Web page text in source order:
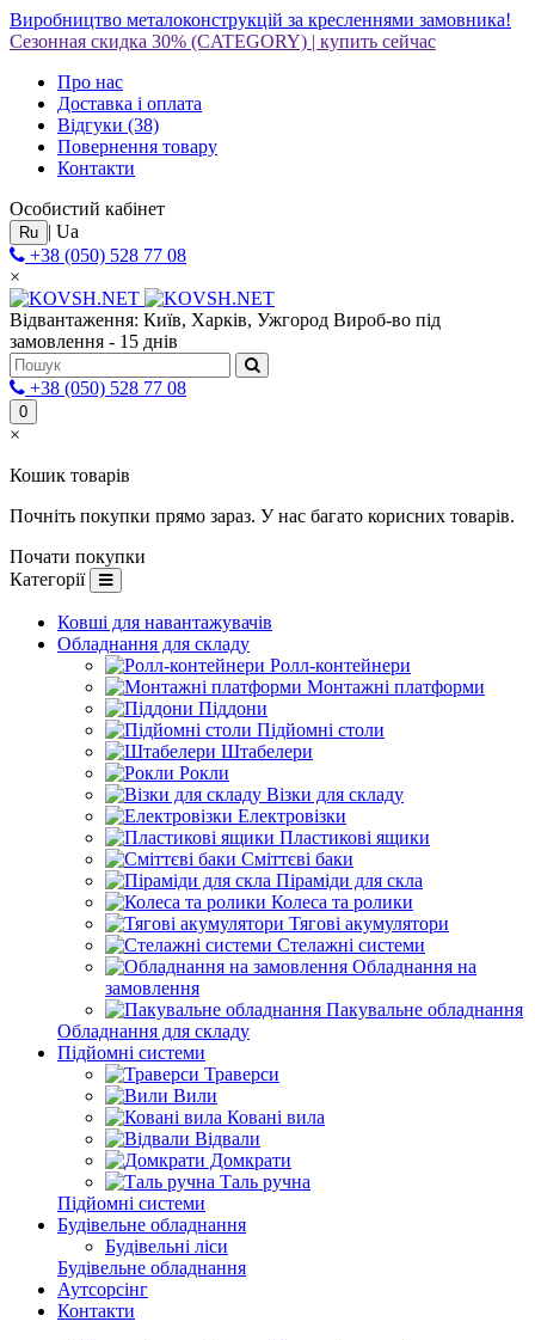
Виробництво металоконструкцій за кресленнями замовника!
Сезонная скидка 30% (CATEGORY) | купить сейчас
Про нас
Доставка і оплата
Відгуки (38)
Повернення товару
Контакти
Особистий кабінет
Ru | Ua
+38 (050) 528 77 08
×
Відвантаження: Київ, Харків, Ужгород Вироб-во під
замовлення - 15 днів
+38 (050) 528 77 08
0
×
Кошик товарів
Почніть покупки прямо зараз. У нас багато корисних товарів.
Почати покупки
Категорії
Ковші для навантажувачів
Обладнання для складу
Ролл-контейнери
Монтажні платформи
Піддони
Підйомні столи
Штабелери
Рокли
Візки для складу
Електровізки
Пластикові ящики
Сміттєві баки
Піраміди для скла
Колеса та ролики
Тягові акумулятори
Стелажні системи
Обладнання на
замовлення
Пакувальне обладнання
Обладнання для складу
Підйомні системи
Траверси
Вили
Ковані вила
Відвали
Домкрати
Таль ручна
Підйомні системи
Будівельне обладнання
Будівельні ліси
Будівельне обладнання
Аутсорсінг
Контакти